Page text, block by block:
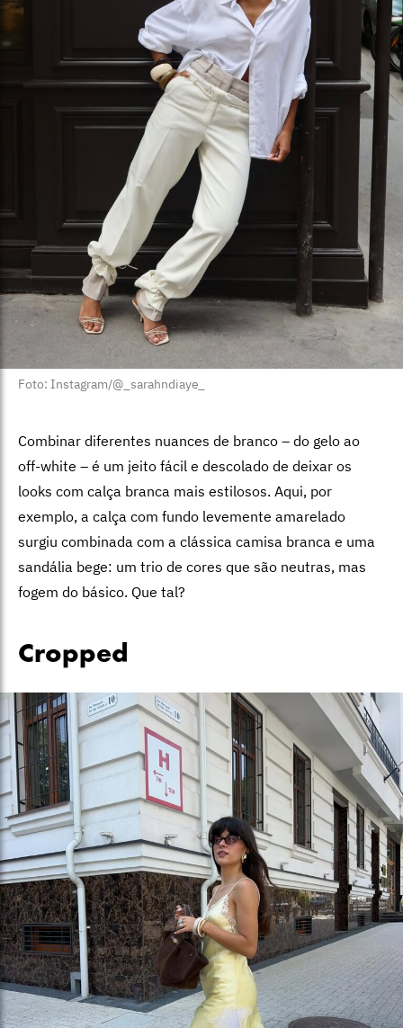
Foto: Instagram/@_sarahndiaye_
Combinar diferentes nuances de branco – do gelo ao
off-white – é um jeito fácil e descolado de deixar os
looks com calça branca mais estilosos. Aqui, por
exemplo, a calça com fundo levemente amarelado
surgiu combinada com a clássica camisa branca e uma
sandália bege: um trio de cores que são neutras, mas
fogem do básico. Que tal?
Cropped